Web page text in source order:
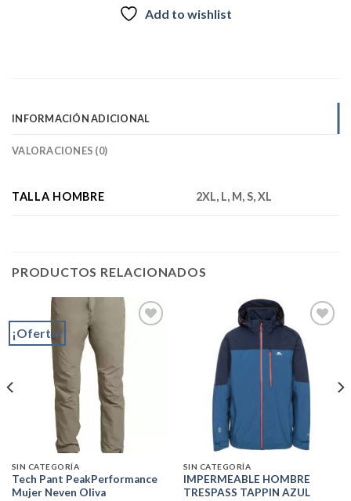
Add to wishlist
INFORMACIÓN ADICIONAL
VALORACIONES (0)
TALLA HOMBRE 2XL, L, M, S, XL
PRODUCTOS RELACIONADOS
¡Oferta!
SIN CATEGORÍA
Tech Pant PeakPerformance
Mujer Neven Oliva
Add to
wishlist
SIN CATEGORÍA
IMPERMEABLE HOMBRE
TRESPASS TAPPIN AZUL